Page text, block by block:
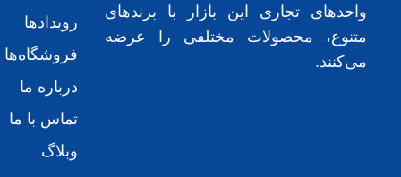
واحدهای تجاری این بازار با برندهای
متنوع، محصولات مختلفی را عرضه
می‌کنند.
رویدادها
فروشگاه‌ها
درباره ما
تماس با ما
وبلاگ